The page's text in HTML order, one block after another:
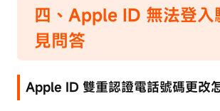
四、Apple ID 無法登入
見問答
Apple ID 雙重認證電話號碼更改